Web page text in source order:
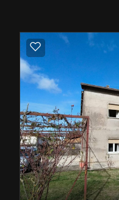
Grazie alla sua
di tranquillità e
tutti i servizi e
sintesi, questo
Soriano nel
una soluzione
autenticità.